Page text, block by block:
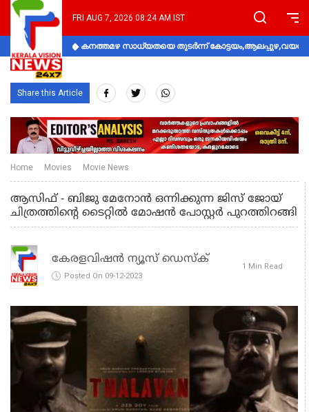
FRI AUG 7, 2026 08:24 AM IST
കനത്തമഴ സാധ്യതയെ തുടർന്ന്
Share this Article
Home Movies Movie News
ആസിഫ് - ബിജു മേനോൻ ഒന്നിക്കുന്ന ജിസ് ജോയ്
ചിത്രത്തിന്റെ ടൈറ്റില്‍ മോഷന്‍ പോസ്റ്റര്‍ പുറത്തിറങ്ങി
കേരളവിഷൻ ന്യൂസ് ഡെസ്‌ക്
Posted On 09-12-2023
1 Min Read